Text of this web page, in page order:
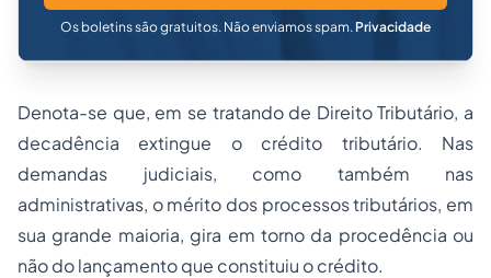
Os boletins são gratuitos. Não enviamos spam. Privacidade
Denota-se que, em se tratando de Direito Tributário, a
decadência extingue o crédito tributário. Nas
demandas judiciais, como também nas
administrativas, o mérito dos processos tributários, em
sua grande maioria, gira em torno da procedência ou
não do lançamento que constituiu o crédito.